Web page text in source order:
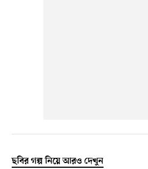
ছবির গল্প নিয়ে আরও দেখুন